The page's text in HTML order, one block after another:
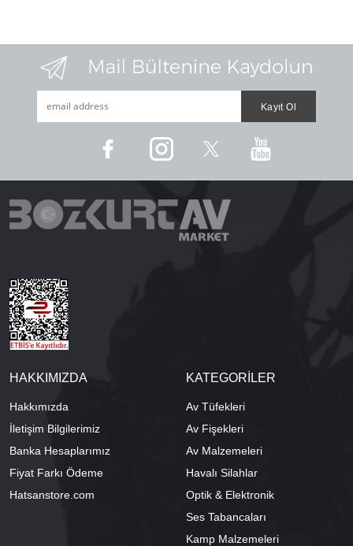
HAKKIMIZDA
Hakkımızda
İletişim Bilgilerimiz
Banka Hesaplarımız
Fiyat Farkı Ödeme
Hatsanstore.com
KATEGORİLER
Av Tüfekleri
Av Fişekleri
Av Malzemeleri
Havalı Silahlar
Optik & Elektronik
Ses Tabancaları
Kamp Malzemeleri